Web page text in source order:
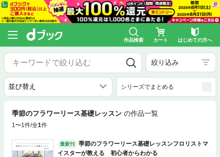
作品検索 カート はじめての方へ
絞り込み
シリーズでまとめる
季節のフラワーリース基礎レッスン の作品一覧
1〜1件/全1件
最新刊
季節のフラワーリース基礎レッスンフロリストマ
イスターが教える 初心者からわかる